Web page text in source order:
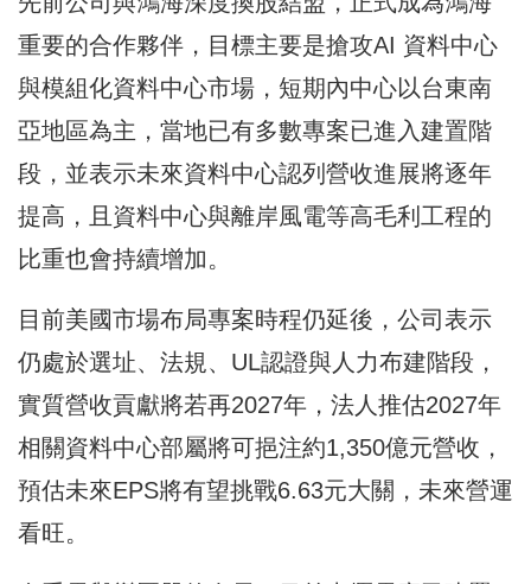
重要的合作夥伴，目標主要是搶攻AI 資料中心
與模組化資料中心市場，短期內中心以台東南
亞地區為主，當地已有多數專案已進入建置階
段，並表示未來資料中心認列營收進展將逐年
提高，且資料中心與離岸風電等高毛利工程的
比重也會持續增加。
目前美國市場布局專案時程仍延後，公司表示
仍處於選址、法規、UL認證與人力布建階段，
實質營收貢獻將若再2027年，法人推估2027年
相關資料中心部屬將可挹注約1,350億元營收，
預估未來EPS將有望挑戰6.63元大關，未來營運
看旺。